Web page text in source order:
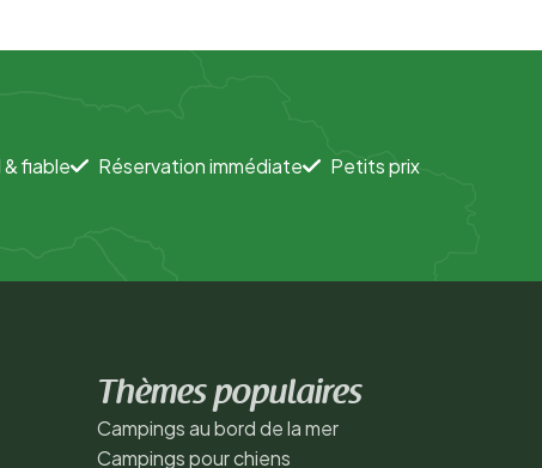
fiable Réservation immédiate Petits prix
Thèmes populaires
Campings au bord de la mer
Campings pour chiens